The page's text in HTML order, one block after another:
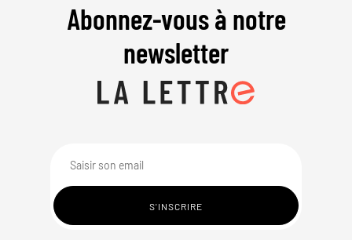
Abonnez-vous à notre
newsletter